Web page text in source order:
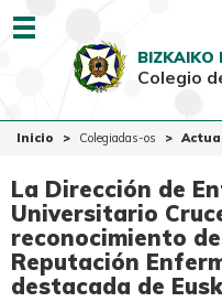
EUSK
Colegiadas-os
Ciudadanía
Ventanilla Única
BIZKAIKO
Colegio
Inicio Colegiadas-os
La Dirección de
Universitario
reconocimiento
Reputación
destacada de